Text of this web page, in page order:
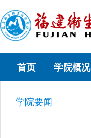
首页 学院概况
学院要闻